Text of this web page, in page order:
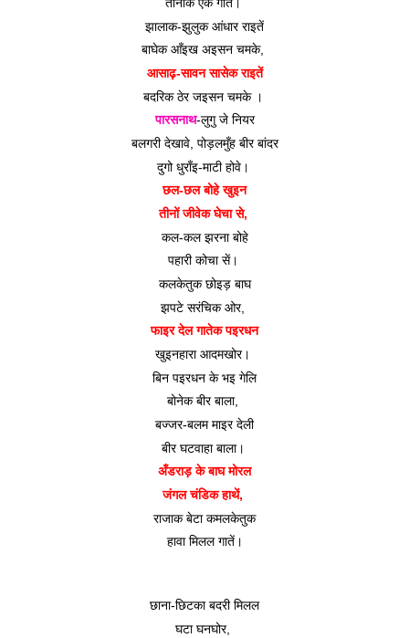
झालाक-झुलुक आंधार राइतें
बाघेक आँइख अइसन चमके,
आसाढ़-सावन सासेक राइतें
बदरिक ठेर जइसन चमके ।
पारसनाथ-लुगु जे नियर
बलगरी देखावे, पोड़लमुँह बीर बांदर
दुगो धुराँइ-माटी होवे।
छल-छल बोहे खुइन
तीनों जीवेक घेचा से,
कल-कल झरना बोहे
पहारी कोचा सें।
कलकेतुक छोइड़ बाघ
झपटे सरंचिक ओर,
फाइर देल गातेक पइरधन
खुइनहारा आदमखोर।
बिन पइरधन के भइ गेलि
बोनेक बीर बाला,
बज्जर-बलम माइर देली
बीर घटवाहा बाला।
अँडराड़ के बाघ मोरल
जंगल चंडिक हाथें,
राजाक बेटा कमलकेतुक
हावा मिलल गातें।
छाना-छिटका बदरी मिलल
घटा घनघोर,